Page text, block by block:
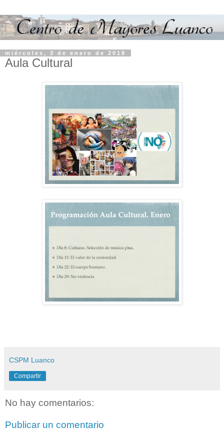
miércoles, 3 de enero de 2018
Aula Cultural
CSPM Luanco
Compartir
No hay comentarios:
Publicar un comentario